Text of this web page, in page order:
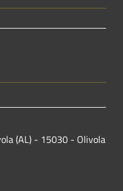
(AL) - 15030 - Olivola